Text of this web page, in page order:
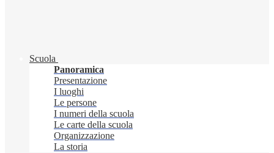
Scuola
Panoramica
Presentazione
I luoghi
Le persone
I numeri della scuola
Le carte della scuola
Organizzazione
La storia